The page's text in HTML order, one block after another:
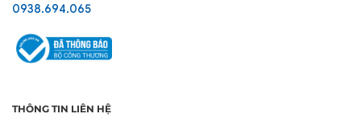
0938.694.065
THÔNG TIN LIÊN HỆ